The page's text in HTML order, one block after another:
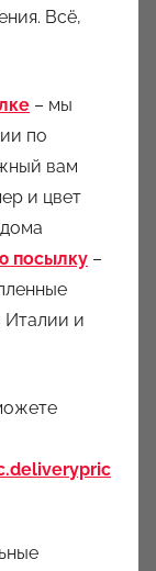
Всё,
– мы
по
вам
и цвет
посылку –
Италии и